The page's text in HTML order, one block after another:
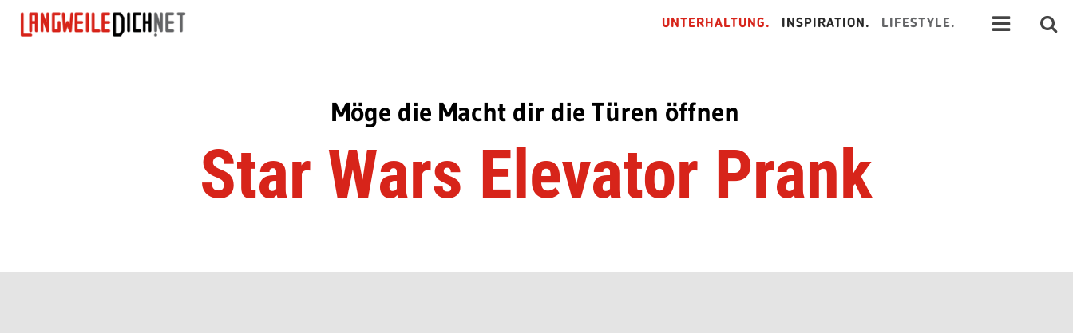
UNTERHALTUNG. INSPIRATION. LIFESTYLE.
Möge die Macht dir die Türen öffnen
Star Wars Elevator Prank